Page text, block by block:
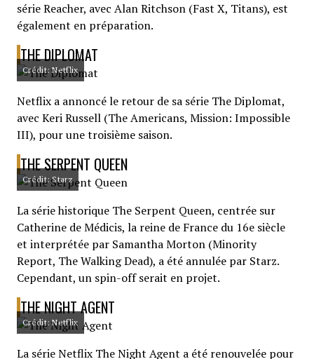
série Reacher, avec Alan Ritchson (Fast X, Titans), est
également en préparation.
THE DIPLOMAT
Crédit: Netflix
Netflix a annoncé le retour de sa série The Diplomat,
avec Keri Russell (The Americans, Mission: Impossible
III), pour une troisième saison.
THE SERPENT QUEEN
Crédit: Starz
La série historique The Serpent Queen, centrée sur
Catherine de Médicis, la reine de France du 16e siècle
et interprétée par Samantha Morton (Minority
Report, The Walking Dead), a été annulée par Starz.
Cependant, un spin-off serait en projet.
THE NIGHT AGENT
Crédit: Netflix
La série Netflix The Night Agent a été renouvelée pour